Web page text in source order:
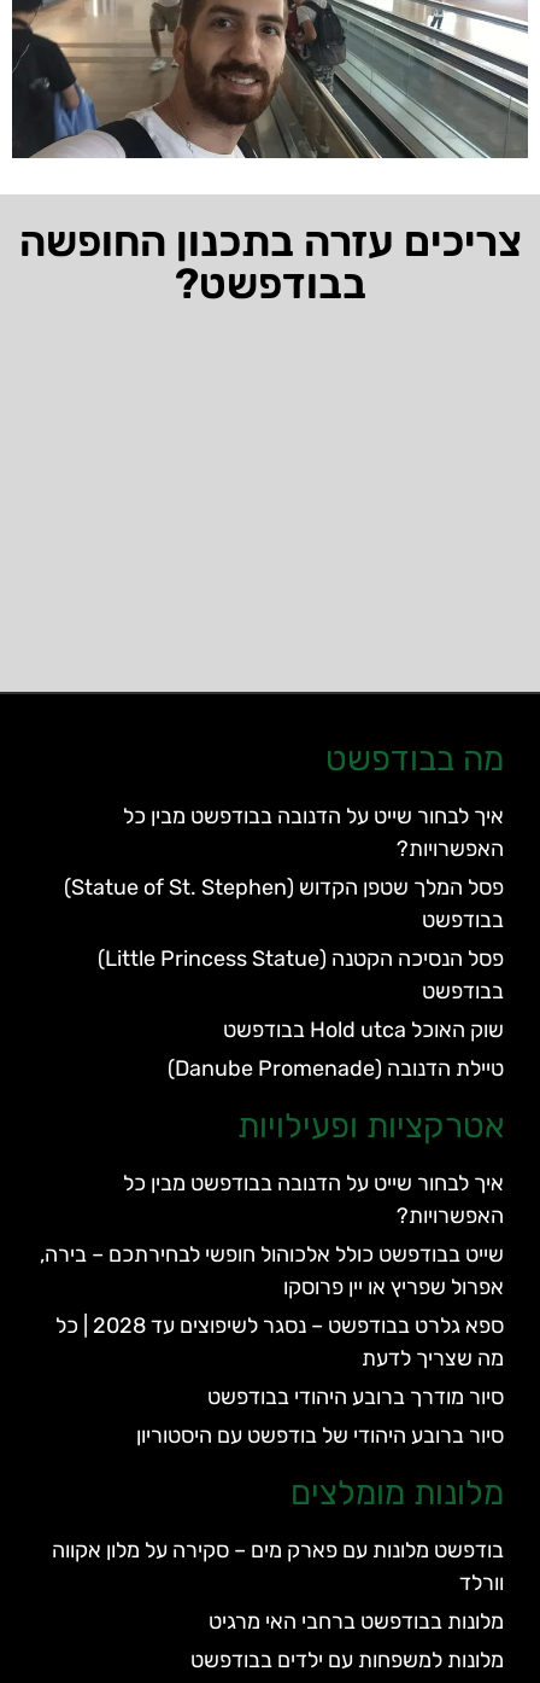
צריכים עזרה בתכנון החופשה
בבודפשט?
מה בבודפשט
איך לבחור שייט על הדנובה בבודפשט מבין כל
האפשרויות?
פסל המלך שטפן הקדוש (Statue of St. Stephen)
בבודפשט
פסל הנסיכה הקטנה (Little Princess Statue)
בבודפשט
שוק האוכל Hold utca בבודפשט
טיילת הדנובה (Danube Promenade)
אטרקציות ופעילויות
איך לבחור שייט על הדנובה בבודפשט מבין כל
האפשרויות?
שייט בבודפשט כולל אלכוהול חופשי לבחירתכם – בירה,
אפרול שפריץ או יין פרוסקו
ספא גלרט בבודפשט – נסגר לשיפוצים עד 2028 | כל
מה שצריך לדעת
סיור מודרך ברובע היהודי בבודפשט
סיור ברובע היהודי של בודפשט עם היסטוריון
מלונות מומלצים
בודפשט מלונות עם פארק מים – סקירה על מלון אקווה
וורלד
מלונות בבודפשט ברחבי האי מרגיט
מלונות למשפחות עם ילדים בבודפשט